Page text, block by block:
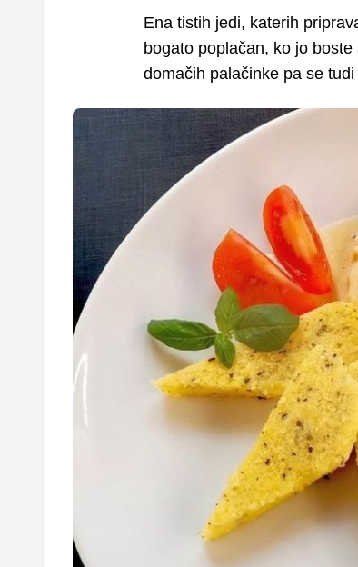
Ena tistih jedi, katerih
bogato poplačan, ko jo
domačih palačinke pa se